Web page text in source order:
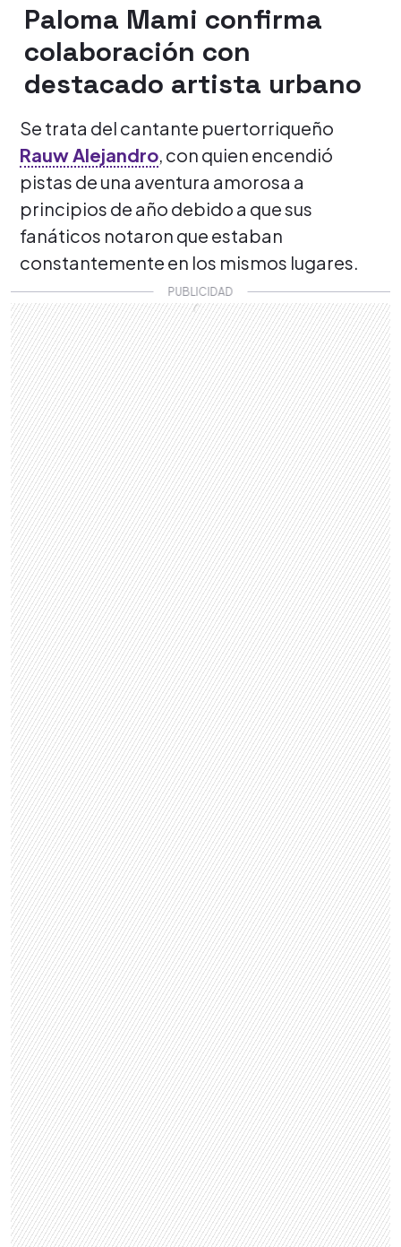
Paloma Mami confirma
colaboración con
destacado artista urbano
Se trata del cantante puertorriqueño
Rauw Alejandro, con quien encendió
pistas de una aventura amorosa a
principios de año debido a que sus
fanáticos notaron que estaban
constantemente en los mismos lugares.